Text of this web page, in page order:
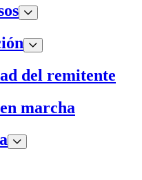
del remitente
marcha